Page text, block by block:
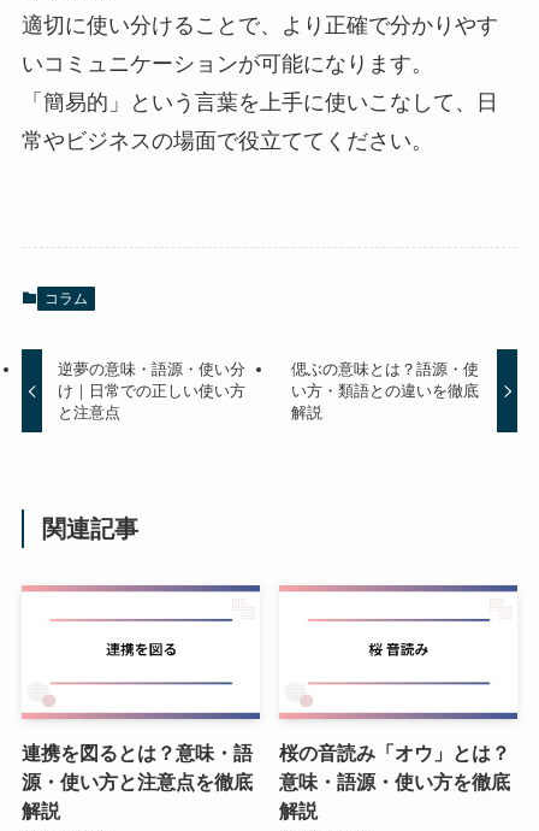
適切に使い分けることで、より正確で分かりやす
いコミュニケーションが可能になります。
「簡易的」という言葉を上手に使いこなして、日
常やビジネスの場面で役立ててください。
コラム
逆夢の意味・語源・使い分
け｜日常での正しい使い方
と注意点
偲ぶの意味とは？語源・使
い方・類語との違いを徹底
解説
関連記事
連携を図るとは？意味・語
源・使い方と注意点を徹底
解説
桜の音読み「オウ」とは？
意味・語源・使い方を徹底
解説